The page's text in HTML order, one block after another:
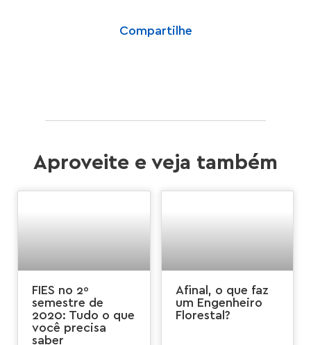
Compartilhe
Aproveite e veja também
FIES no 2º
semestre de
2020: Tudo o que
você precisa
saber
Afinal, o que faz
um Engenheiro
Florestal?